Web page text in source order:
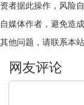
资者据此操作，风险
自媒体作者，避免造
其他问题，请联系本站